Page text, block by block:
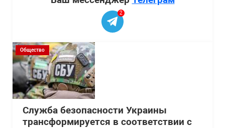
2
Общество
Служба безопасности Украины
трансформируется в соответствии с